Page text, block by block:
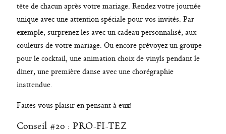
tête de chacun après votre mariage. Rendez votre journée
unique avec une attention spéciale pour vos invités. Par
exemple, surprenez les avec un cadeau personnalisé, aux
couleurs de votre mariage. Ou encore prévoyez un groupe
pour le cocktail, une animation choix de vinyls pendant le
dîner, une première danse avec une chorégraphie
inattendue.
Faites vous plaisir en pensant à eux!
Conseil #20 : PRO-FI-TEZ